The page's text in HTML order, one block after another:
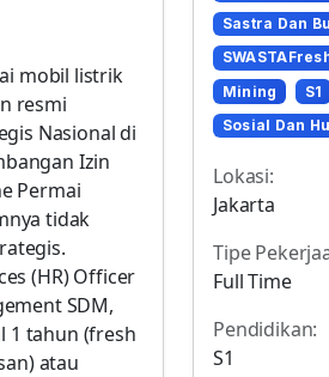
mobil listrik
resmi
Nasional di
Izin
Permai
tidak
(HR) Officer
SDM,
1 tahun (fresh
atau
Sastra Dan
Mining
S1
Sosial Dan
Lokasi:
Jakarta
Tipe
Full Time
Pendidikan:
S1